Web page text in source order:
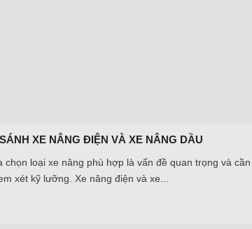
XE NÂNG ĐIỆN VÀ XE NÂNG DẦU
chọn loại xe nâng phù hợp là vấn đề quan trọng và cần
xét kỹ lưỡng. Xe nâng điện và xe...